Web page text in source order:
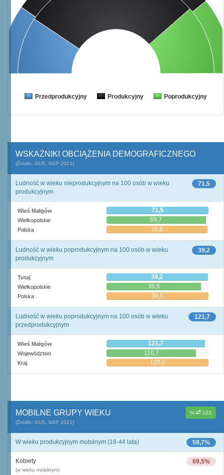
Przedprodukcyjny Produkcyjny Poprodukcyjny
WSKAŹNIKI OBCIĄŻENIA DEMOGRAFICZNEGO
(Źródło: GUS, NSP 2021)
71,5
Ludność w wieku nieprodukcyjnym na 100 osób w wieku
produkcyjnym
Wieś Małgów 71,5
Wielkopolskie 69,7
Polska 70,8
39,2
Ludność w wieku poprodukcyjnym na 100 osób w wieku
produkcyjnym
Tutaj 39,2
Wielkopolskie 36,6
Polska 39,5
121,7
Ludność w wieku poprodukcyjnym na 100 osób w wieku
przedprodukcyjnym
Wieś Małgów 121,7
Województwo 110,7
Kraj 126,0
% 123
MOBILNE GRUPY WIEKU
(Źródło: GUS, NSP 2021)
59,7%
W wieku produkcyjnym mobilnym (18-44 lata)
69,5%
Kobiety
(w wieku mobilnym)